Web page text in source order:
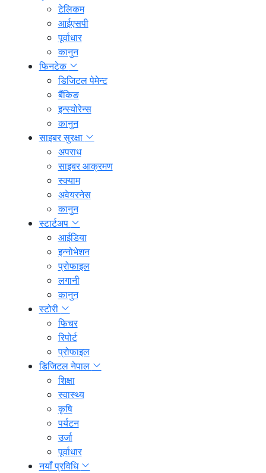
टेलिकम
आईएसपी
पूर्वाधार
कानुन
फिनटेक
डिजिटल पेमेन्ट
बैंकिङ
इन्स्योरेन्स
कानुन
साइबर सुरक्षा
अपराध
साइबर आक्रमण
स्क्याम
अवेयरनेस
कानुन
स्टार्टअप
आईडिया
इन्नोभेशन
प्रोफाइल
लगानी
कानुन
स्टोरी
फिचर
रिपोर्ट
प्रोफाइल
डिजिटल नेपाल
शिक्षा
स्वास्थ्य
कृषि
पर्यटन
उर्जा
पूर्वाधार
नयाँ प्रविधि